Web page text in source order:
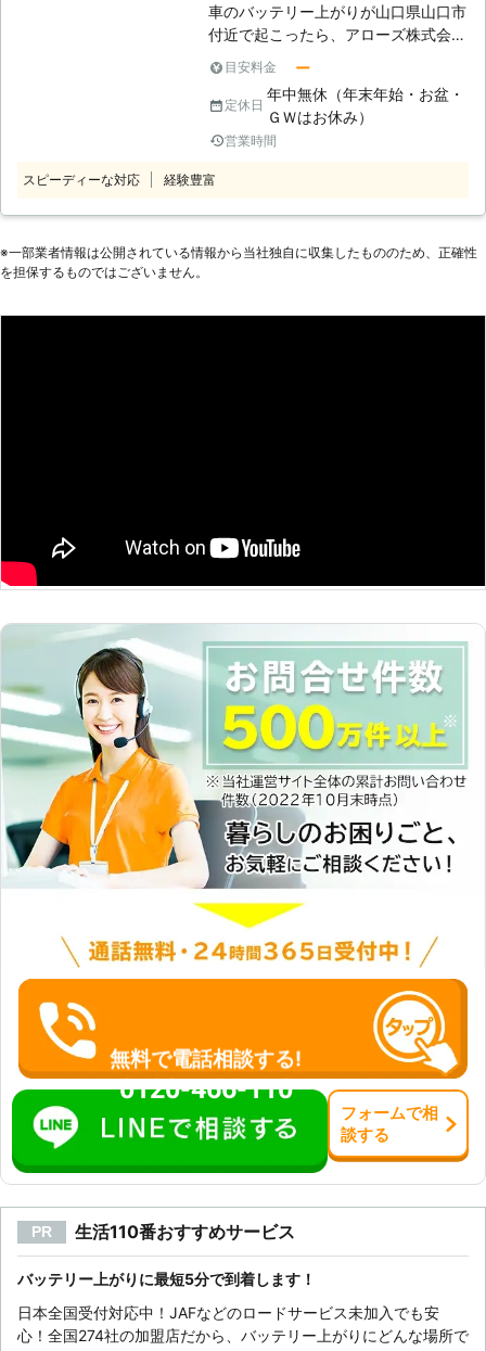
ん、防府市や周南市をはじめ近郊エリ
アにて対応。地域密着で走り慣れた場
所だからこそ、移動に時間がかからず
スムーズに駆けつけることができます
よ。「地元の業者に依頼したい」「早
く来てほしい」そんなときに頼ってく
口市,宇部市,萩市,防府市,美祢市,周南
のつけっぱなし メーカー：マツダ 料
ーカー：スズキ 料金：10,000円 ※税
車のバッテリー上がりが山口県山口市
付近で起こったら、アローズ株式会社
にお任せ！お客様の元に駆け付け、エ
ンジン始動対応します。アローズがお
客様のカーライフを100％サポー
ト！
<年中無休の営業！土日や祝日の
バッテリー上がりもお任せ> 車のバッ
くに土日や連休に、いつも使わないフ
ッテリーが放電で上がって「エンジン
よね。そんなときにもご安心を！当店
は中国陸運局の認証工場なので、車検
がりが起きたときにも、お客様の元に
車のプロが駆け付けて出張対応。車の
ことを良く知るスタッフが、車の状態
に合わせて対処します。お客様の愛車
もぜひお任せください。 <バッテリー
交換も承り！> 車のバッテリーには寿
命があり、車の乗り方で変動しますが
およそ2～3年くらいで交換の時期を
迎えます。バッテリーの機能が低下す
るとバッテリー上がりが起きやすくな
るので、そうなる前に事前に対策とし
てバッテリー交換をしておきましょ
う。 当店では店舗にてバッテリー交
換を承っています。「最近エンジンの
かかりが悪い」「ライトが暗い」とい
うときには、バッテリーの寿命が近い
かもしれません。車のバッテリー交換
も気軽にご依頼ください。お待ちして
バッテリー上がりによる出張対応・バ
ッテリー交換・修理・板金・塗装・車
検・レッカー（24時間）
目安料金 ー
定休日
年中無休（年末年始・お盆・
ＧＷはお休み）
営業時間
スピーディーな対応 経験豊富
※⼀部業者情報は公開されている情報から当社独⾃に収集したもののため、正確性
を担保するものではございません。
無料で電話相談する!
0120-466-110
フォームで相
談する
PR 生活110番おすすめサービス
バッテリー上がりに最短5分で到着します！
日本全国受付対応中！JAFなどのロードサービス未加入でも安
心！全国274社の加盟店だから、バッテリー上がりにどんな場所で